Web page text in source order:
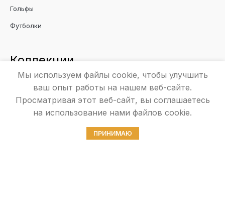
Гольфы
Футболки
Коллекции
Энерджи
Хлопковая
Танцевальная
Мы используем файлы cookie, чтобы улучшить
ваш опыт работы на нашем веб-сайте.
Просматривая этот веб-сайт, вы соглашаетесь
на использование нами файлов cookie.
ПРИНИМАЮ